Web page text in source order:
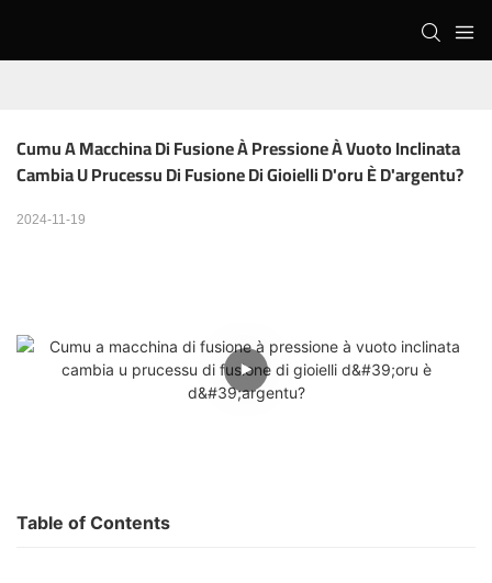
Cumu A Macchina Di Fusione À Pressione À Vuoto Inclinata
Cambia U Prucessu Di Fusione Di Gioielli D'oru È D'argentu?
2024-11-19
Table of Contents